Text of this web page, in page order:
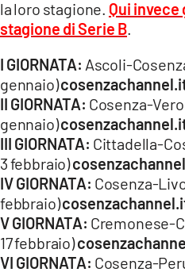
la loro stagione. Qui
stagione di Serie B
I GIORNATA: Ascoli-
gennaio)
II GIORNATA: Cosenza-
gennaio)
III GIORNATA: Cittadella-
3 febbraio)
IV GIORNATA: Cosenza-
febbraio)
V GIORNATA: Cremonese-
17 febbraio)
VI GIORNATA: Cosenza-